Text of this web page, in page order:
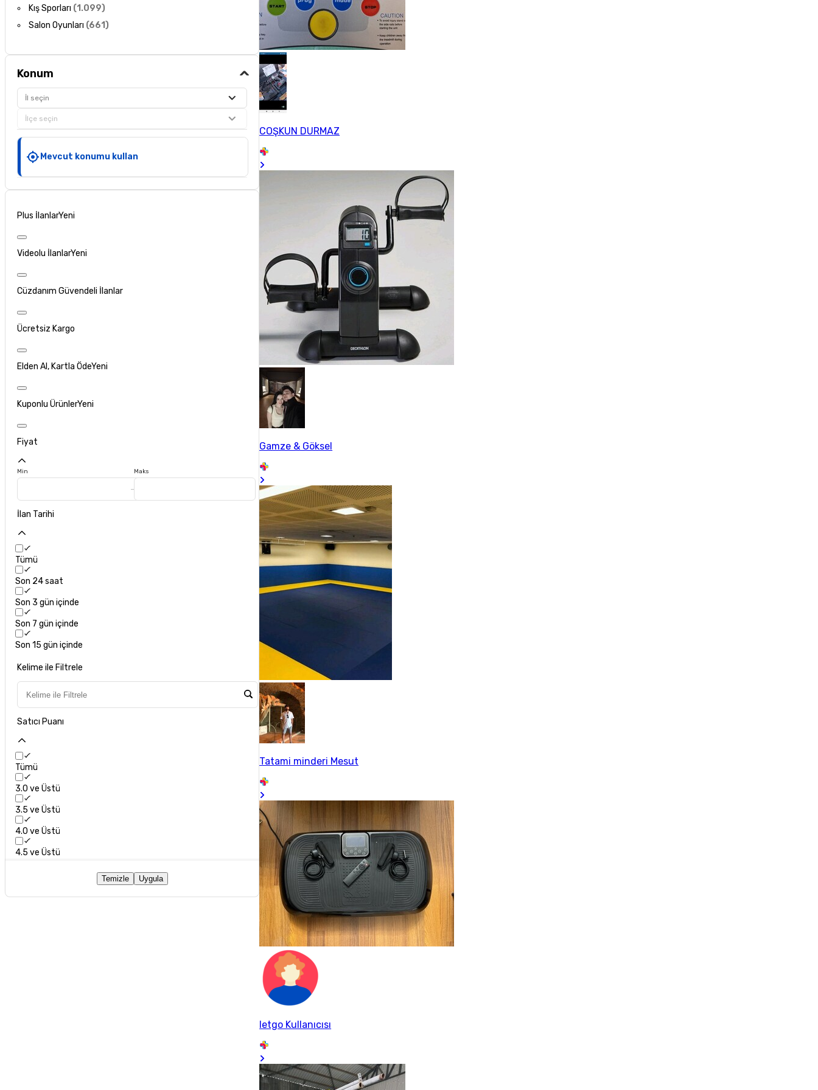
Kış Sporları (1.099)
Salon Oyunları (661)
Konum
İl seçin
İlçe seçin
Mevcut konumu kullan
Plus İlanlarYeni
Videolu İlanlarYeni
Cüzdanım Güvendeli İlanlar
Ücretsiz Kargo
Elden Al, Kartla ÖdeYeni
Kuponlu ÜrünlerYeni
Fiyat
Min Maks
İlan Tarihi
Tümü
Son 24 saat
Son 3 gün içinde
Son 7 gün içinde
Son 15 gün içinde
Kelime ile Filtrele
Satıcı Puanı
Tümü
3.0 ve Üstü
3.5 ve Üstü
4.0 ve Üstü
4.5 ve Üstü
Temizle Uygula
COŞKUN DURMAZ
Gamze & Göksel
Tatami minderi Mesut
letgo Kullanıcısı